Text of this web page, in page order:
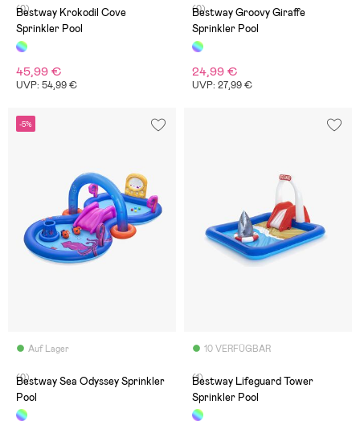
(0)
Bestway Krokodil Cove
Sprinkler Pool
45,99 €
UVP: 54,99 €
(0)
Bestway Groovy Giraffe
Sprinkler Pool
24,99 €
UVP: 27,99 €
-5%
Auf Lager
(0)
Bestway Sea Odyssey Sprinkler
Pool
10 VERFÜGBAR
(1)
Bestway Lifeguard Tower
Sprinkler Pool